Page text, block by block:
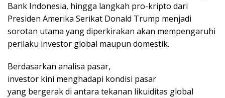
Bank Indonesia, hingga langkah pro-kripto dari
Presiden Amerika Serikat Donald Trump menjadi
sorotan utama yang diperkirakan akan mempengaruhi
perilaku investor global maupun domestik.
Berdasarkan analisa pasar,
investor kini menghadapi kondisi pasar
yang bergerak di antara tekanan likuiditas global